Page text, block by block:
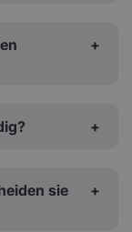
sie